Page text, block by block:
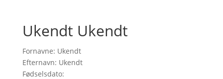
Ukendt Ukendt
Fornavne: Ukendt
Efternavn: Ukendt
Fødselsdato: